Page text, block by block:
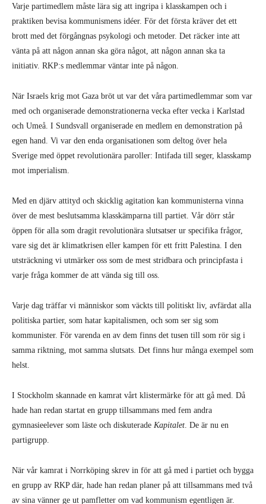
Varje partimedlem måste lära sig att ingripa i klasskampen och i
praktiken bevisa kommunismens idéer. För det första kräver det ett
brott med det förgångnas psykologi och metoder. Det räcker inte att
vänta på att någon annan ska göra något, att någon annan ska ta
initiativ. RKP:s medlemmar väntar inte på någon.
När Israels krig mot Gaza bröt ut var det våra partimedlemmar som var
med och organiserade demonstrationerna vecka efter vecka i Karlstad
och Umeå. I Sundsvall organiserade en medlem en demonstration på
egen hand. Vi var den enda organisationen som deltog över hela
Sverige med öppet revolutionära paroller: Intifada till seger, klasskamp
mot imperialism.
Med en djärv attityd och skicklig agitation kan kommunisterna vinna
över de mest beslutsamma klasskämparna till partiet. Vår dörr står
öppen för alla som dragit revolutionära slutsatser ur specifika frågor,
vare sig det är klimatkrisen eller kampen för ett fritt Palestina. I den
utsträckning vi utmärker oss som de mest stridbara och principfasta i
varje fråga kommer de att vända sig till oss.
Varje dag träffar vi människor som väckts till politiskt liv, avfärdat alla
politiska partier, som hatar kapitalismen, och som ser sig som
kommunister. För varenda en av dem finns det tusen till som rör sig i
samma riktning, mot samma slutsats. Det finns hur många exempel som
helst.
I Stockholm skannade en kamrat vårt klistermärke för att gå med. Då
hade han redan startat en grupp tillsammans med fem andra
gymnasieelever som läste och diskuterade Kapitalet . De är nu en
partigrupp.
När vår kamrat i Norrköping skrev in för att gå med i partiet och bygga
en grupp av RKP där, hade han redan planer på att tillsammans med två
av sina vänner ge ut pamfletter om vad kommunism egentligen är.